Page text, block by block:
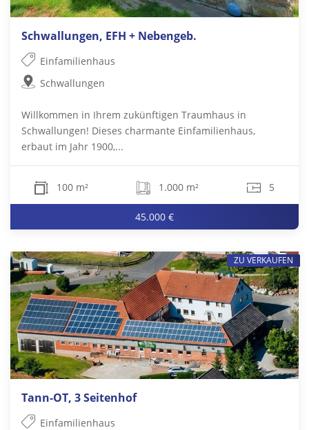
Schwallungen, EFH + Nebengeb.
Einfamilienhaus
Schwallungen
Willkommen in Ihrem zukünftigen Traumhaus in
Schwallungen! Dieses charmante Einfamilienhaus,
erbaut im Jahr 1900,...
100 m² 1.000 m² 5
45.000 €
Tann-OT, 3 Seitenhof
Einfamilienhaus
ZU VERKAUFEN